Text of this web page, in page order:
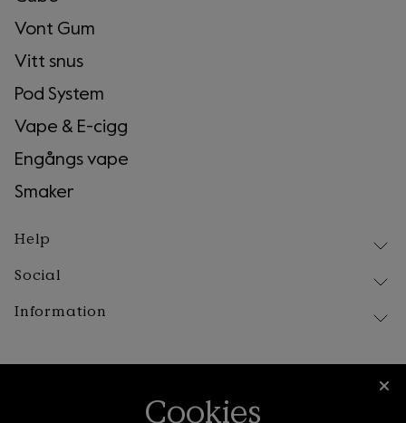
Cookies
Vont Gum
Vitt snus
Pod System
Vape & E-cigg
Engångs vape
Smaker
Help
Leverans
Retur och reklamation
Om Vont
Social
Instagram
Information